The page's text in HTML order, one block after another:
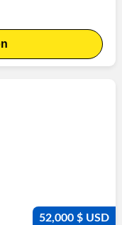
52,000 $ USD